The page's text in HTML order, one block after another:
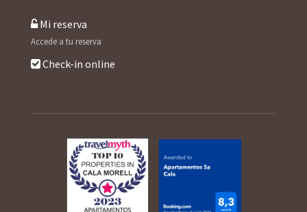
Mi reserva
Accede a tu reserva
Check-in online